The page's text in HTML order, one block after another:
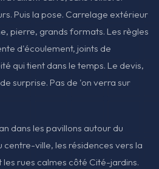
Puis la pose. Carrelage extérieur
pierre, grands formats. Les règles
d'écoulement, joints de
qui tient dans le temps. Le devis,
surprise. Pas de 'on verra sur
dans les pavillons autour du
centre-ville, les résidences vers la
rues calmes côté Cité-jardins.